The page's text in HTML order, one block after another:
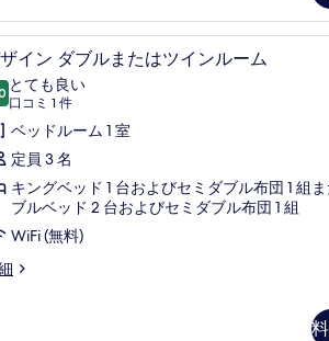
フティボックス (室内)、デスク、遮光カーテン
ミニバー、セーフ
4イン ダブルまたはツインルーム
点中 8.0
とても良い
口コミ 1 件
(口
コ
ミ
件)
ベッドルーム 1 室
定員 3 名
キングベッド 1 台およびセミダブル布団 1 組
ブルベッド 2 台およびセミダブル布団 1 組
WiFi (無料)